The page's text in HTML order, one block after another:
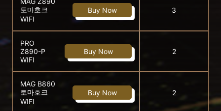
토마호크
WIFI
Buy Now 3
PRO
Z890-P
WIFI
Buy Now 2
MAG B860
토마호크
WIFI
Buy Now 2